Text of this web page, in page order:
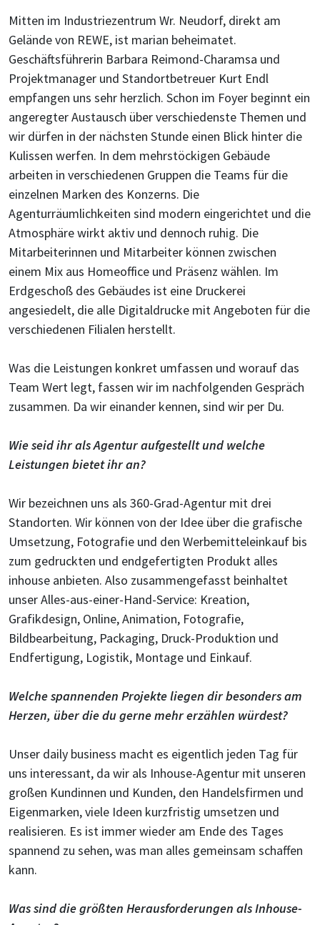
Mitten im Industriezentrum Wr. Neudorf, direkt am
Gelände von REWE, ist marian beheimatet.
Geschäftsführerin Barbara Reimond-Charamsa und
Projektmanager und Standortbetreuer Kurt Endl
empfangen uns sehr herzlich. Schon im Foyer beginnt ein
angeregter Austausch über verschiedenste Themen und
wir dürfen in der nächsten Stunde einen Blick hinter die
Kulissen werfen. In dem mehrstöckigen Gebäude
arbeiten in verschiedenen Gruppen die Teams für die
einzelnen Marken des Konzerns. Die
Agenturräumlichkeiten sind modern eingerichtet und die
Atmosphäre wirkt aktiv und dennoch ruhig. Die
Mitarbeiterinnen und Mitarbeiter können zwischen
einem Mix aus Homeoffice und Präsenz wählen. Im
Erdgeschoß des Gebäudes ist eine Druckerei
angesiedelt, die alle Digitaldrucke mit Angeboten für die
verschiedenen Filialen herstellt.
Was die Leistungen konkret umfassen und worauf das
Team Wert legt, fassen wir im nachfolgenden Gespräch
zusammen. Da wir einander kennen, sind wir per Du.
Wie seid ihr als Agentur aufgestellt und welche
Leistungen bietet ihr an?
Wir bezeichnen uns als 360-Grad-Agentur mit drei
Standorten. Wir können von der Idee über die grafische
Umsetzung, Fotografie und den Werbemitteleinkauf bis
zum gedruckten und endgefertigten Produkt alles
inhouse anbieten. Also zusammengefasst beinhaltet
unser Alles-aus-einer-Hand-Service: Kreation,
Grafikdesign, Online, Animation, Fotografie,
Bildbearbeitung, Packaging, Druck-Produktion und
Endfertigung, Logistik, Montage und Einkauf.
Welche spannenden Projekte liegen dir besonders am
Herzen, über die du gerne mehr erzählen würdest?
Unser daily business macht es eigentlich jeden Tag für
uns interessant, da wir als Inhouse-Agentur mit unseren
großen Kundinnen und Kunden, den Handelsfirmen und
Eigenmarken, viele Ideen kurzfristig umsetzen und
realisieren. Es ist immer wieder am Ende des Tages
spannend zu sehen, was man alles gemeinsam schaffen
kann.
Was sind die größten Herausforderungen als Inhouse-